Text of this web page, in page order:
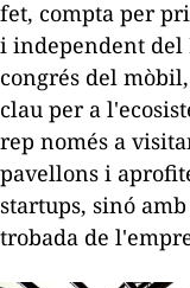
fet, compta per
i independent del
congrés del
clau per a
rep només a
pavellons i
startups, sinó
trobada de